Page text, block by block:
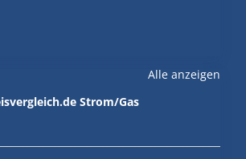
Alle anzeigen
Strom/Gas